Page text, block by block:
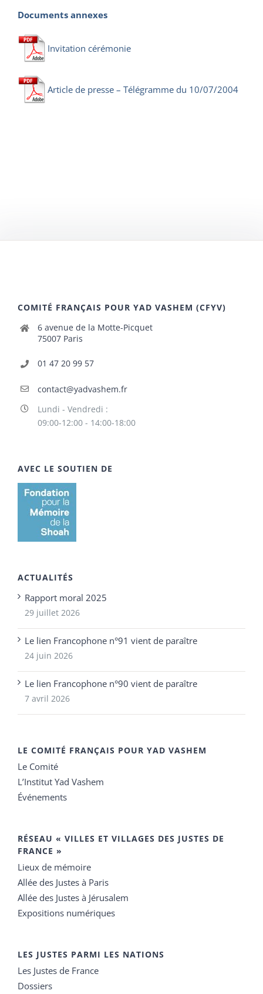
Documents annexes
Invitation cérémonie
Article de presse – Télégramme du 10/07/2004
COMITÉ FRANÇAIS POUR YAD VASHEM (CFYV)
6 avenue de la Motte-Picquet
75007 Paris
01 47 20 99 57
contact@yadvashem.fr
Lundi - Vendredi :
09:00-12:00 - 14:00-18:00
AVEC LE SOUTIEN DE
ACTUALITÉS
Rapport moral 2025
29 juillet 2026
Le lien Francophone n°91 vient de paraître
24 juin 2026
Le lien Francophone n°90 vient de paraître
7 avril 2026
LE COMITÉ FRANÇAIS POUR YAD VASHEM
Le Comité
L’Institut Yad Vashem
Événements
RÉSEAU « VILLES ET VILLAGES DES JUSTES DE
FRANCE »
Lieux de mémoire
Allée des Justes à Paris
Allée des Justes à Jérusalem
Expositions numériques
LES JUSTES PARMI LES NATIONS
Les Justes de France
Dossiers